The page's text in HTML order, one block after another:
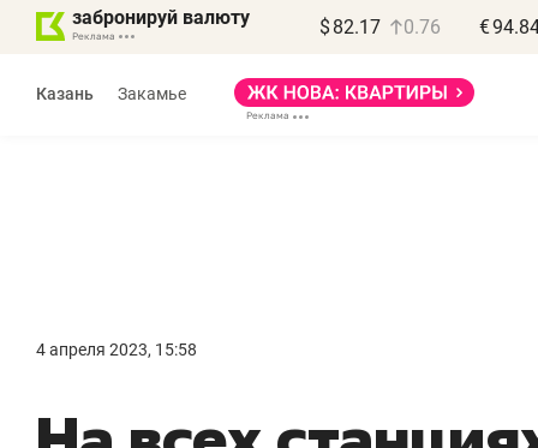
забронируй валюту $ 82.17 0.76 €
Казань Закамье
4 апреля 2023, 15:58